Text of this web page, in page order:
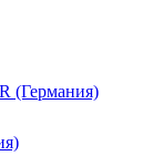
(Германия)